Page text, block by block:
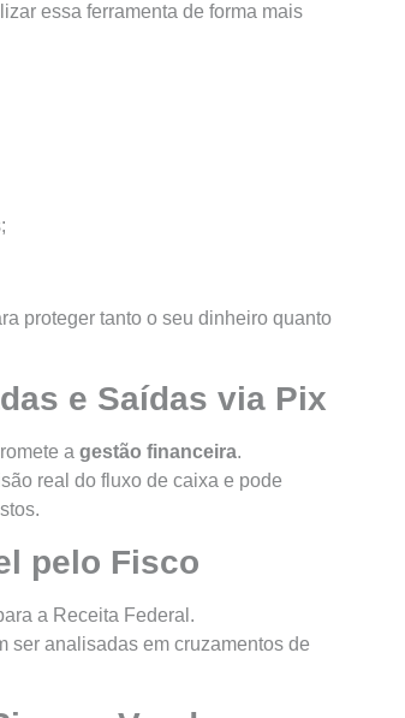
essa ferramenta de forma mais
proteger tanto o seu dinheiro quanto
e Saídas via Pix
a gestão financeira.
real do fluxo de caixa e pode
pelo Fisco
a Receita Federal.
ser analisadas em cruzamentos de